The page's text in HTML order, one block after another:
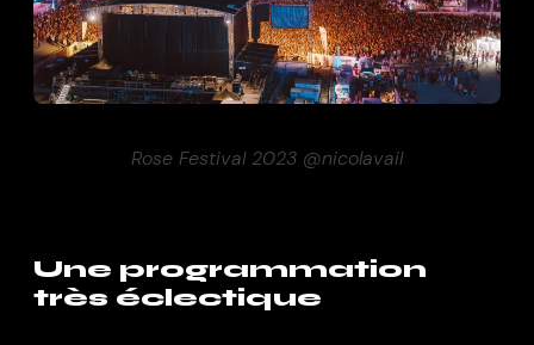
Rose Festival 2023 @nicolavail
Une programmation
très éclectique